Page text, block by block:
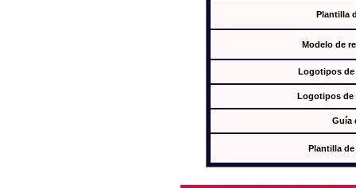
Plantilla
Modelo de
Logotipos de
Logotipos de
Guía
Plantilla